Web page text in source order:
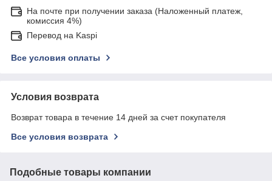
На почте при получении заказа (Наложенный платеж,
комиссия 4%)
Перевод на Kaspi
Все условия оплаты
Условия возврата
Возврат товара в течение 14 дней за счет покупателя
Все условия возврата
Подобные товары компании